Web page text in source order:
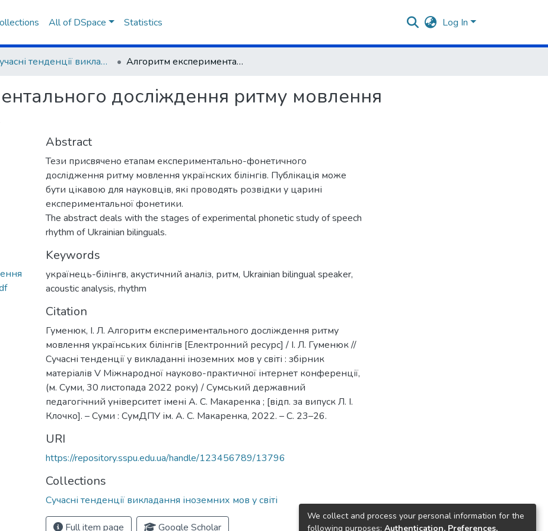
All of DSpace Statistics Log In
Сучасні тенденції викладання іноземних мов у світі Алгоритм експериментального досліждення ритму мовлення українських білінгів
досліждення ритму мовлення
Abstract
Тези присвячено етапам експериментально-фонетичного
дослідження ритму мовлення українских білінгів. Публікація може
бути цікавою для науковців, які проводять розвідки у царині
експериментальної фонетики.
The abstract deals with the stages of experimental phonetic study of speech
rhythm of Ukrainian bilinguals.
Keywords
українець-білінгв, акустичний аналіз, ритм, Ukrainian bilingual speaker,
acoustic analysis, rhythm
Citation
Гуменюк, І. Л. Алгоритм експериментального досліждення ритму
мовлення українських білінгів [Електронний ресурс] / І. Л. Гуменюк //
Сучасні тенденції у викладанні іноземних мов у світі : збірник
матеріалів V Міжнародної науково-практичної інтернет конференції,
(м. Суми, 30 листопада 2022 року) / Сумський державний
педагогічний університет імені А. С. Макаренка ; [відп. за випуск Л. І.
Клочкo]. – Суми : СумДПУ ім. А. С. Макаренка, 2022. – С. 23–26.
URI
https://repository.sspu.edu.ua/handle/123456789/13796
Collections
Сучасні тенденції викладання іноземних мов у світі
Full item page Google Scholar
We collect and process your personal information for the
following purposes: Authentication, Preferences,